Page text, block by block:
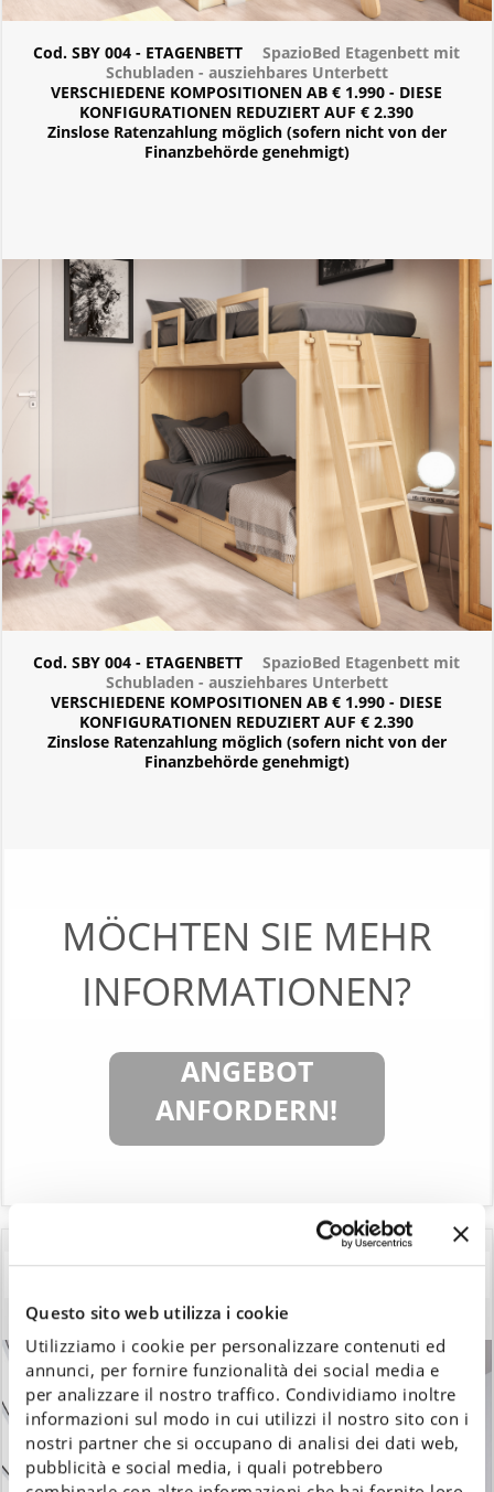
Questo sito web utilizza i cookie
Utilizziamo i cookie per personalizzare contenuti ed
annunci, per fornire funzionalità dei social media e
per analizzare il nostro traffico. Condividiamo inoltre
informazioni sul modo in cui utilizzi il nostro sito con i
nostri partner che si occupano di analisi dei dati web,
pubblicità e social media, i quali potrebbero
Cod. SBY 004 - ETAGENBETT SpazioBed Etagenbett mit
Schubladen - ausziehbares Unterbett
VERSCHIEDENE KOMPOSITIONEN AB € 1.990 - DIESE
KONFIGURATIONEN REDUZIERT AUF € 2.390
Zinslose Ratenzahlung möglich (sofern nicht von der
Finanzbehörde genehmigt)
Cod. SBY 004 - ETAGENBETT SpazioBed Etagenbett mit
Schubladen - ausziehbares Unterbett
VERSCHIEDENE KOMPOSITIONEN AB € 1.990 - DIESE
KONFIGURATIONEN REDUZIERT AUF € 2.390
Zinslose Ratenzahlung möglich (sofern nicht von der
Finanzbehörde genehmigt)
MÖCHTEN SIE MEHR
INFORMATIONEN?
ANGEBOT
ANFORDERN!